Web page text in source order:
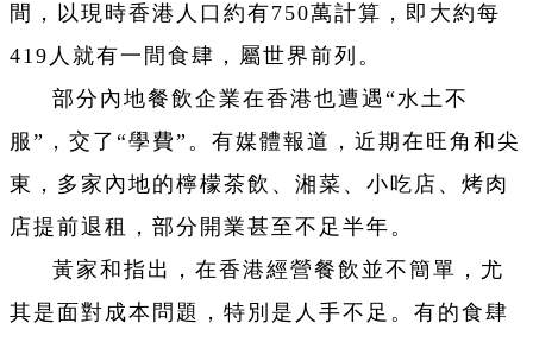
間，以現時香港人口約有750萬計算，即大約每
419人就有一間食肆，屬世界前列。
部分內地餐飲企業在香港也遭遇“水土不
服”，交了“學費”。有媒體報道，近期在旺角和尖
東，多家內地的檸檬茶飲、湘菜、小吃店、烤肉
店提前退租，部分開業甚至不足半年。
黃家和指出，在香港經營餐飲並不簡單，尤
其是面對成本問題，特別是人手不足。有的食肆